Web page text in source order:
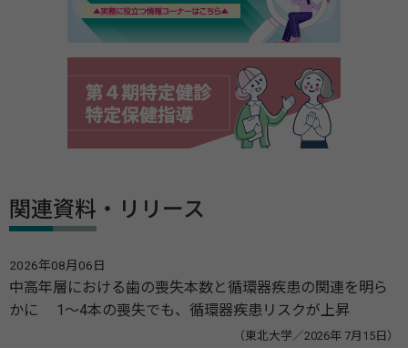
関連資料・リリース
2026年08月06日
中高年層における歯の喪失本数と循環器疾患の関連を明ら
かに 1～4本の喪失でも、循環器疾患リスクが上昇
（東北大学／2026年 7月15日）